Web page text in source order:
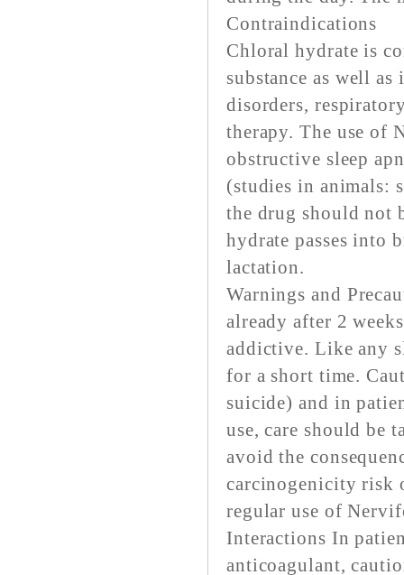
Contraindications
Chloral hydrate is
substance as well
disorders,
therapy. The use of
obstructive sleep
(studies in animals:
the drug should not
hydrate passes into
lactation.
Warnings and
already after 2
addictive. Like any
for a short time.
suicide) and in
use, care should be
avoid the
carcinogenicity risk
regular use of
Interactions In
anticoagulant,